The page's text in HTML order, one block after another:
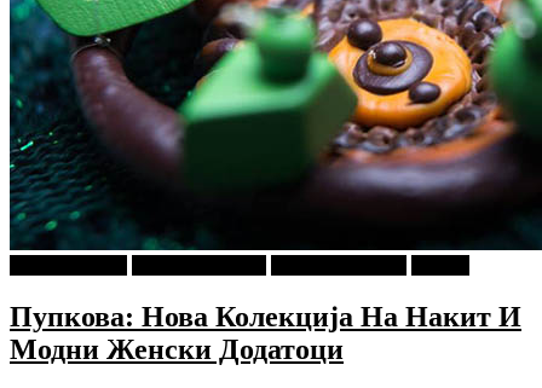
Пупкова: Нова Колекција На Накит И
Модни Женски Додатоци